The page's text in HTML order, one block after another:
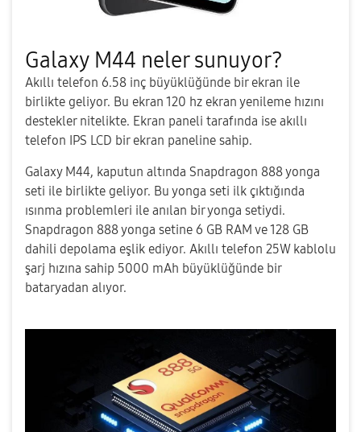
Galaxy M44 neler sunuyor?
Akıllı telefon 6.58 inç büyüklüğünde bir ekran ile
birlikte geliyor. Bu ekran 120 hz ekran yenileme hızını
destekler nitelikte. Ekran paneli tarafında ise akıllı
telefon IPS LCD bir ekran paneline sahip.
Galaxy M44, kaputun altında Snapdragon 888 yonga
seti ile birlikte geliyor. Bu yonga seti ilk çıktığında
ısınma problemleri ile anılan bir yonga setiydi.
Snapdragon 888 yonga setine 6 GB RAM ve 128 GB
dahili depolama eşlik ediyor. Akıllı telefon 25W kablolu
şarj hızına sahip 5000 mAh büyüklüğünde bir
bataryadan alıyor.